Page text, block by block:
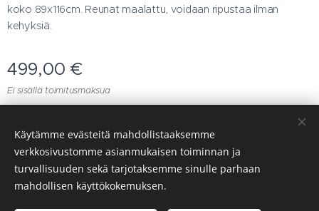
koko 89x116cm. Reunat maalattu, voidaan ripustaa ilman
kehyksiä.
499,00 €
Ei sisällä toimitusmaksua
© 2026 Kaikki oikeudet pidätetään
Art Carita Nissinen
Evästeet
Käytämme evästeitä mahdollistaaksemme
verkkosivustomme asianmukaisen toiminnan ja
turvallisuuden sekä tarjotaksemme sinulle parhaan
mahdollisen käyttökokemuksen.